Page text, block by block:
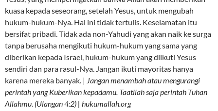
kuasa kepada seseorang, setelah Yesus, untuk mengubah
hukum-hukum-Nya. Hal ini tidak tertulis. Keselamatan itu
bersifat pribadi. Tidak ada non-Yahudi yang akan naik ke surga
tanpa berusaha mengikuti hukum-hukum yang sama yang
diberikan kepada Israel, hukum-hukum yang diikuti Yesus
sendiri dan para rasul-Nya. Jangan ikuti mayoritas hanya
karena mereka banyak. | Jangan menambah atau mengurangi
perintah yang Kuberikan kepadamu. Taatilah saja perintah Tuhan
Allahmu. (Ulangan 4:2) | hukumallah.org